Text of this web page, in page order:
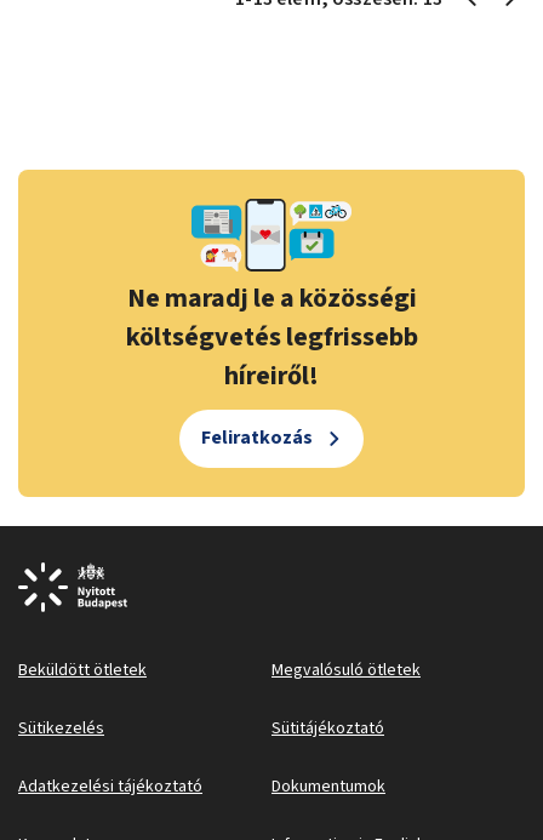
Ne maradj le a közösségi
költségvetés legfrissebb
híreiről!
Feliratkozás
Beküldött ötletek Megvalósuló ötletek
Sütikezelés Sütitájékoztató
Adatkezelési tájékoztató Dokumentumok